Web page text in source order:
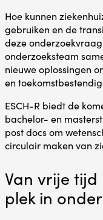
Hoe kunnen
gebruiken en de
deze
onderzoeksteam
nieuwe oplossingen
en
ESCH-R biedt de
bachelor- en
post docs om
circulair maken van
Van vrije
plek in